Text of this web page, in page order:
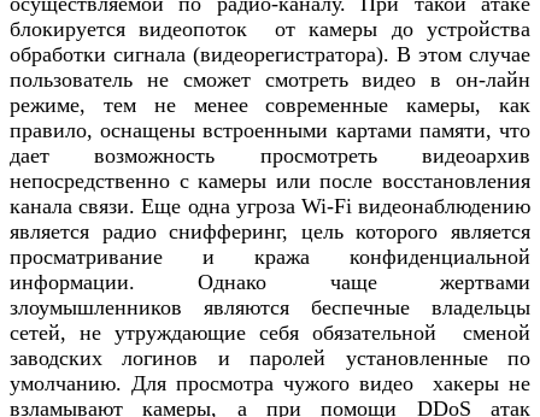
блокируется видеопоток от камеры до устройства
обработки сигнала (видеорегистратора). В этом случае
пользователь не сможет смотреть видео в он-лайн
режиме, тем не менее современные камеры, как
правило, оснащены встроенными картами памяти, что
дает возможность просмотреть видеоархив
непосредственно с камеры или после восстановления
канала связи. Еще одна угроза Wi-Fi видеонаблюдению
является радио снифферинг, цель которого является
просматривание и кража конфиденциальной
информации. Однако чаще жертвами
злоумышленников являются беспечные владельцы
сетей, не утруждающие себя обязательной сменой
заводских логинов и паролей установленные по
умолчанию. Для просмотра чужого видео хакеры не
взламывают камеры, а при помощи DDoS атак